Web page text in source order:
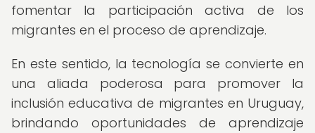
fomentar la participación activa de los
migrantes en el proceso de aprendizaje.
En este sentido, la tecnología se convierte en
una aliada poderosa para promover la
inclusión educativa de migrantes en Uruguay,
brindando oportunidades de aprendizaje